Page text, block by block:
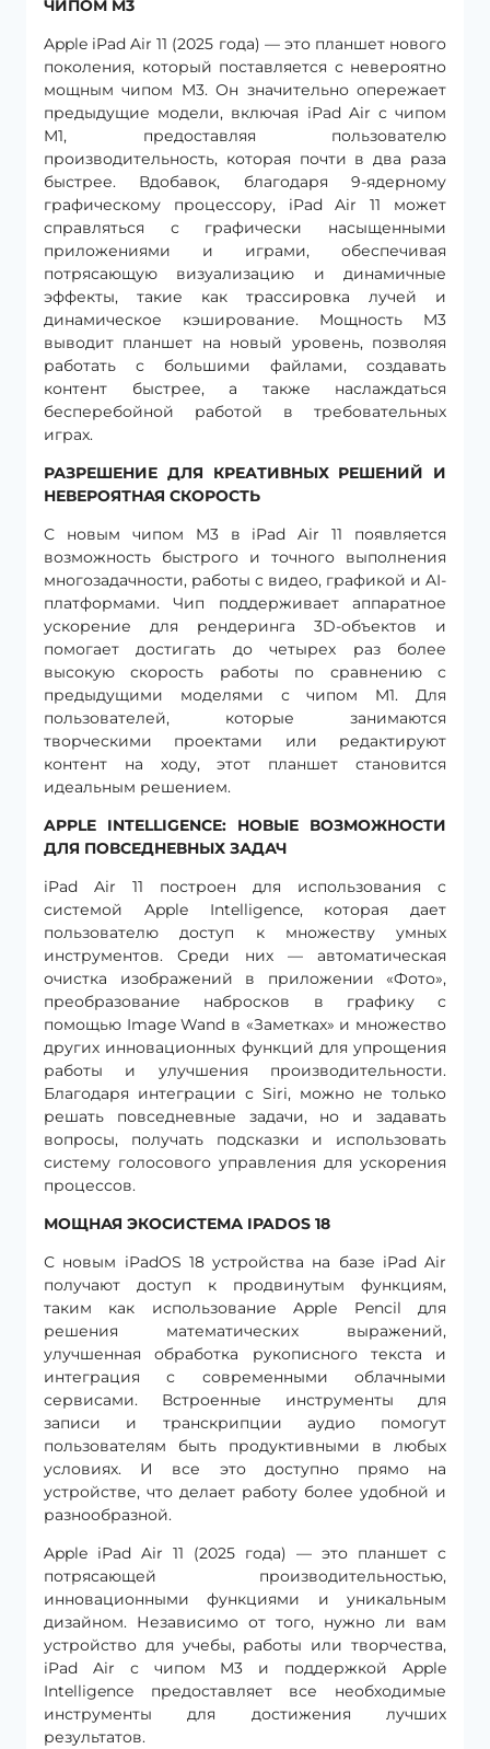
ЧИПОМ M3
Apple iPad Air 11 (2025 года) — это планшет нового
поколения, который поставляется с невероятно
мощным чипом M3. Он значительно опережает
предыдущие модели, включая iPad Air с чипом
M1, предоставляя пользователю
производительность, которая почти в два раза
быстрее. Вдобавок, благодаря 9-ядерному
графическому процессору, iPad Air 11 может
справляться с графически насыщенными
приложениями и играми, обеспечивая
потрясающую визуализацию и динамичные
эффекты, такие как трассировка лучей и
динамическое кэширование. Мощность M3
выводит планшет на новый уровень, позволяя
работать с большими файлами, создавать
контент быстрее, а также наслаждаться
бесперебойной работой в требовательных
играх.
РАЗРЕШЕНИЕ ДЛЯ КРЕАТИВНЫХ РЕШЕНИЙ И
НЕВЕРОЯТНАЯ СКОРОСТЬ
С новым чипом M3 в iPad Air 11 появляется
возможность быстрого и точного выполнения
многозадачности, работы с видео, графикой и AI-
платформами. Чип поддерживает аппаратное
ускорение для рендеринга 3D-объектов и
помогает достигать до четырех раз более
высокую скорость работы по сравнению с
предыдущими моделями с чипом M1. Для
пользователей, которые занимаются
творческими проектами или редактируют
контент на ходу, этот планшет становится
идеальным решением.
APPLE INTELLIGENCE: НОВЫЕ ВОЗМОЖНОСТИ
ДЛЯ ПОВСЕДНЕВНЫХ ЗАДАЧ
iPad Air 11 построен для использования с
системой Apple Intelligence, которая дает
пользователю доступ к множеству умных
инструментов. Среди них — автоматическая
очистка изображений в приложении «Фото»,
преобразование набросков в графику с
помощью Image Wand в «Заметках» и множество
других инновационных функций для упрощения
работы и улучшения производительности.
Благодаря интеграции с Siri, можно не только
решать повседневные задачи, но и задавать
вопросы, получать подсказки и использовать
систему голосового управления для ускорения
процессов.
МОЩНАЯ ЭКОСИСТЕМА IPADOS 18
С новым iPadOS 18 устройства на базе iPad Air
получают доступ к продвинутым функциям,
таким как использование Apple Pencil для
решения математических выражений,
улучшенная обработка рукописного текста и
интеграция с современными облачными
сервисами. Встроенные инструменты для
записи и транскрипции аудио помогут
пользователям быть продуктивными в любых
условиях. И все это доступно прямо на
устройстве, что делает работу более удобной и
разнообразной.
Apple iPad Air 11 (2025 года) — это планшет с
потрясающей производительностью,
инновационными функциями и уникальным
дизайном. Независимо от того, нужно ли вам
устройство для учебы, работы или творчества,
iPad Air с чипом M3 и поддержкой Apple
Intelligence предоставляет все необходимые
инструменты для достижения лучших
результатов.